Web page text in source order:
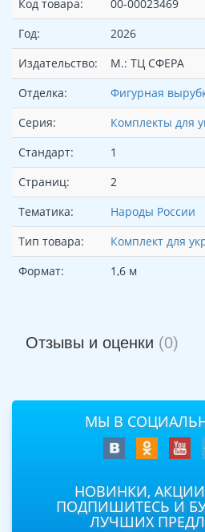
Код товара:
00-00023469
Год:
2026
Издательство:
М.: ТЦ СФЕРА
Отделка:
Фигурная
Серия:
Комплекты для
Стандарт:
1
Страниц:
2
Тематика:
Народы России
Тип товара:
Комплект для
Формат:
1,6 м
Отзывы и оценки (0)
МЫ В
НОВИНКИ,
ПОДПИШИТЕСЬ И
ЛУЧШИХ